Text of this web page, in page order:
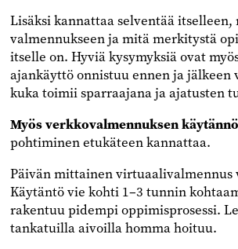
Lisäksi kannattaa selventää
valmennukseen ja mitä merkitystä
itselle on. Hyviä kysymyksiä ovat
ajankäyttö onnistuu ennen ja jälkeen
kuka toimii sparraajana ja ajatusten
Myös verkkovalmennuksen
pohtiminen etukäteen kannattaa.
Päivän mittainen virtuaalivalmennus
Käytäntö vie kohti 1–3 tunnin
rakentuu pidempi oppimisprosessi.
tankatuilla aivoilla homma hoituu.